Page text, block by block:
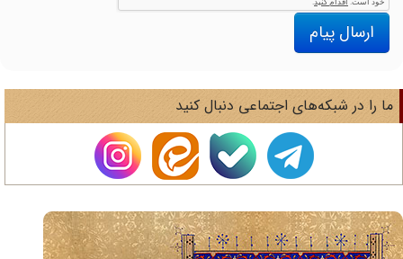
ارسال پیام
را در شبکه‌های اجتماعی دنبال کنید